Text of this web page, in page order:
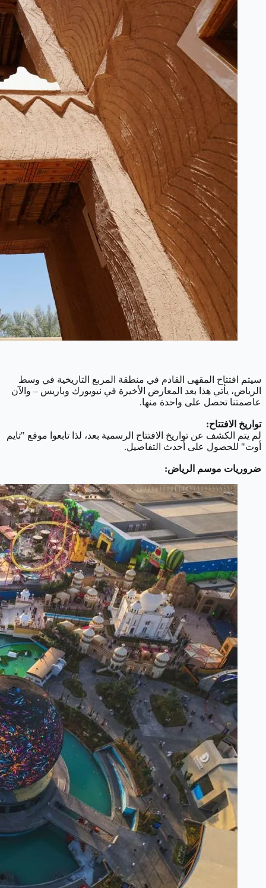
سيتم افتتاح المقهى القادم في منطقة المربع التاريخية في وسط
الرياض، يأتي هذا بعد المعارض الأخيرة في نيويورك وباريس – والآن
عاصمتنا تحصل على واحدة منها.
تواريخ الافتتاح:
لم يتم الكشف عن تواريخ الافتتاح الرسمية بعد، لذا تابعوا موقع "تايم
أوت" للحصول على أحدث التفاصيل.
ضروريات موسم الرياض: